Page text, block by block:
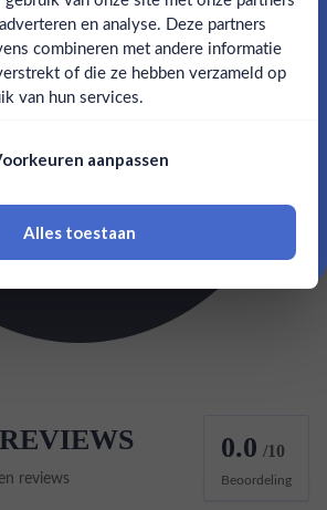
jij 18 jaar of ouder?
Nee
ouder zijn
Bacardi
5010677028837
reviews
0.0 /10
Beoordeling
en analyse. Deze partners
combineren met andere informatie
of die ze hebben verzameld op
van hun services.
aanpassen
Alles toestaan
Claim mijn korting